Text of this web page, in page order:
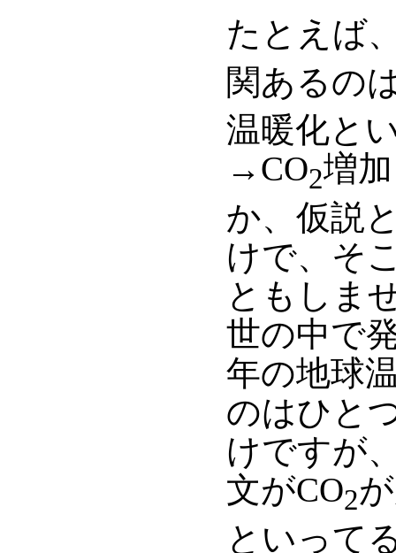
たとえば
関あるの
温暖化と
→CO2増
か、仮説
けで、そ
ともしま
世の中で
年の地球
のはひと
けですが
文がCO2
といって